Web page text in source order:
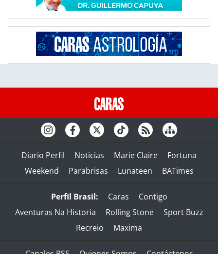
Diario Perfil Noticias Marie Claire
Fortuna
Weekend
Parabrisas Lunateen BATimes
Perfil Brasil: Caras
Contigo
Aventuras Na Historia
Rolling Stone
Sport Buzz
Recreio
Maxima